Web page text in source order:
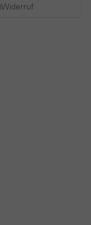
Widerruf